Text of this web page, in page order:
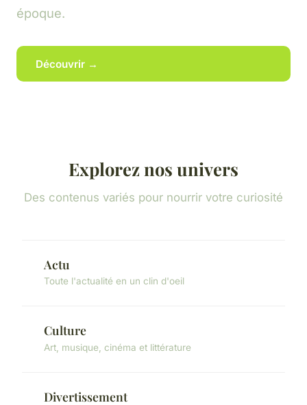
époque.
Découvrir →
Explorez nos univers
Des contenus variés pour nourrir votre curiosité
Actu
Toute l'actualité en un clin d'oeil
Culture
Art, musique, cinéma et littérature
Divertissement